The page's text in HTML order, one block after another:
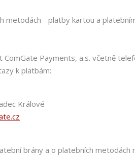
metodách - platby kartou a
Payments, a.s. včetně
k platbám:
Králové
brány a o platebních metodách